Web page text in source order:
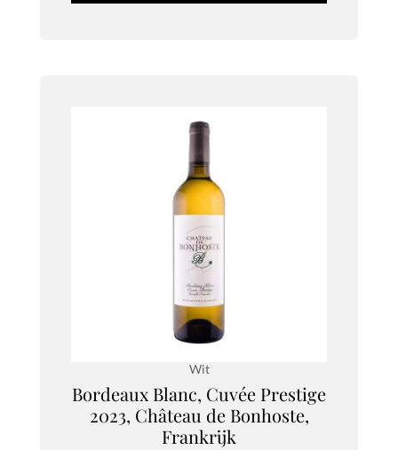
Wit
Bordeaux Blanc, Cuvée Prestige
2023, Château de Bonhoste,
Frankrijk